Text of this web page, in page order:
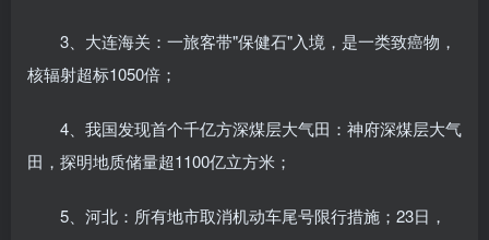
3、大连海关：一旅客带"保健石"入境，是一类致癌物，
核辐射超标1050倍；
4、我国发现首个千亿方深煤层大气田：神府深煤层大气
田，探明地质储量超1100亿立方米；
5、河北：所有地市取消机动车尾号限行措施；23日，